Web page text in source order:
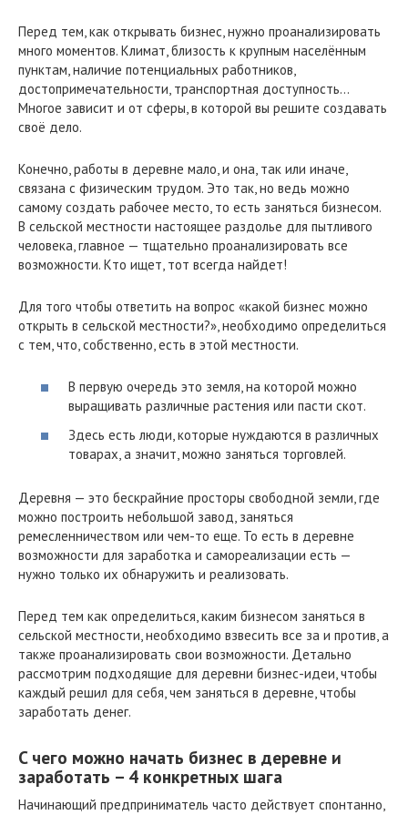
Перед тем, как открывать бизнес, нужно проанализировать
много моментов. Климат, близость к крупным населённым
пунктам, наличие потенциальных работников,
достопримечательности, транспортная доступность…
Многое зависит и от сферы, в которой вы решите создавать
своё дело.
Конечно, работы в деревне мало, и она, так или иначе,
связана с физическим трудом. Это так, но ведь можно
самому создать рабочее место, то есть заняться бизнесом.
В сельской местности настоящее раздолье для пытливого
человека, главное — тщательно проанализировать все
возможности. Кто ищет, тот всегда найдет!
Для того чтобы ответить на вопрос «какой бизнес можно
открыть в сельской местности?», необходимо определиться
с тем, что, собственно, есть в этой местности.
В первую очередь это земля, на которой можно
выращивать различные растения или пасти скот.
Здесь есть люди, которые нуждаются в различных
товарах, а значит, можно заняться торговлей.
Деревня — это бескрайние просторы свободной земли, где
можно построить небольшой завод, заняться
ремесленничеством или чем-то еще. То есть в деревне
возможности для заработка и самореализации есть —
нужно только их обнаружить и реализовать.
Перед тем как определиться, каким бизнесом заняться в
сельской местности, необходимо взвесить все за и против, а
также проанализировать свои возможности. Детально
рассмотрим подходящие для деревни бизнес-идеи, чтобы
каждый решил для себя, чем заняться в деревне, чтобы
заработать денег.
C чего можно начать бизнес в деревне и
заработать – 4 конкретных шага
Начинающий предприниматель часто действует спонтанно,